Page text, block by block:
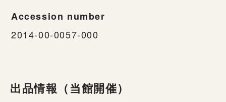
Accession number
2014-00-0057-000
出品情報（当館開催）